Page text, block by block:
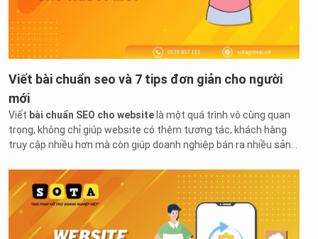
Viết bài chuẩn seo và 7 tips đơn giản cho người
mới
Viết bài chuẩn SEO cho website là một quá trình vô cùng quan
trọng, không chỉ giúp website có thêm tương tác, khách hàng
truy cập nhiều hơn mà còn giúp doanh nghiệp bán ra nhiều sản
viết bài chuẩn SEO cho người mớigiúp bạn sẽ thấy thoải mái
hơn khi viết bài. Bài viết cũng trở nên tự nhiên, mượt mà, dễ đọc
hơn cho độc giả mà vẫn đáp ứng được những yêu cầu từ
Google.